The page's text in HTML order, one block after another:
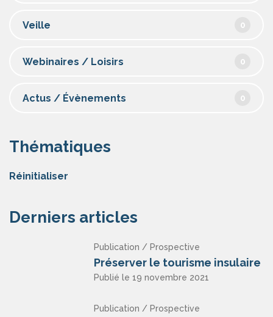
Veille 0
Webinaires / Loisirs 0
Actus / Évènements 0
Thématiques
Réinitialiser
Derniers articles
Publication / Prospective
Préserver le tourisme insulaire
Publié le 19 novembre 2021
Publication / Prospective